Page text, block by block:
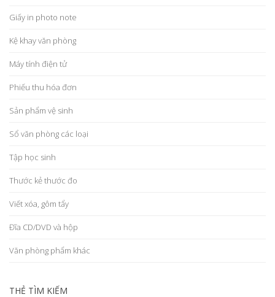
Giấy in photo note
Kệ khay văn phòng
Máy tính điện tử
Phiếu thu hóa đơn
Sản phẩm vệ sinh
Sổ văn phòng các loại
Tập học sinh
Thước kẻ thước đo
Viết xóa, gôm tẩy
Đĩa CD/DVD và hộp
Văn phòng phẩm khác
THẺ TÌM KIẾM